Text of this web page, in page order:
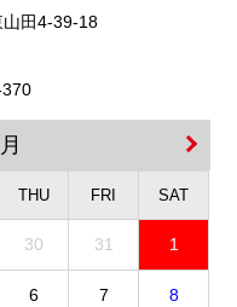
田4-39-18
THU FRI SAT
30 31 1
6 7 8